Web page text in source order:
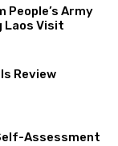
People’s Army
Laos Visit
Review
Assessment